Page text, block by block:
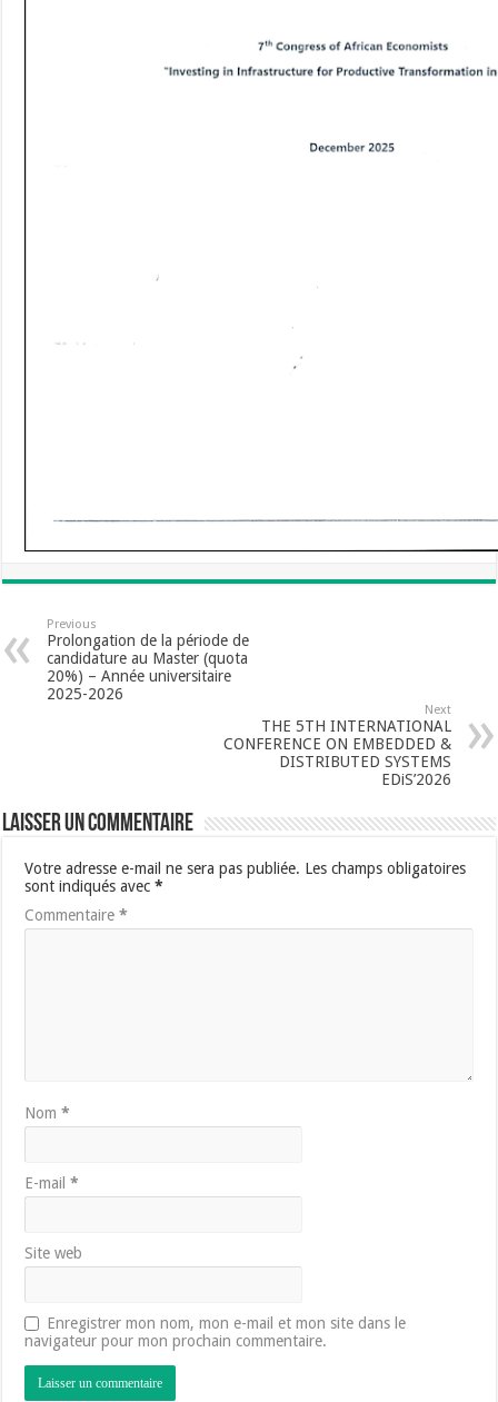
Previous
Prolongation de la période de
candidature au Master (quota
20%) – Année universitaire
2025-2026
Next
THE 5TH INTERNATIONAL
CONFERENCE ON EMBEDDED &
DISTRIBUTED SYSTEMS
EDiS’2026
Laisser un commentaire
Votre adresse e-mail ne sera pas publiée. Les champs obligatoires
sont indiqués avec*
Commentaire*
Nom*
E-mail*
Site web
Enregistrer mon nom, mon e-mail et mon site dans le
navigateur pour mon prochain commentaire.